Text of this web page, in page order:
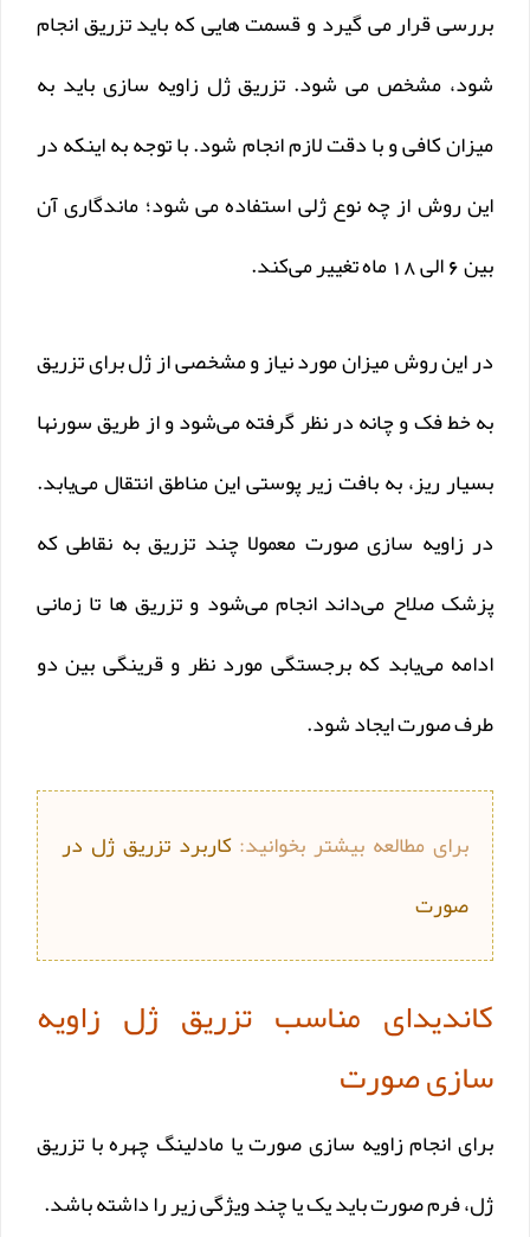
بررسی قرار می گیرد و قسمت هایی که باید تزریق انجام
شود، مشخص می شود. تزریق ژل زاویه سازی باید به
میزان کافی و با دقت لازم انجام شود. با توجه به اینکه در
این روش از چه نوع ژلی استفاده می شود؛ ماندگاری آن
بین 6 الی 18 ماه تغییر می‌کند.
در این روش میزان مورد نیاز و مشخصی از ژل برای تزریق
به خط فک و چانه در نظر گرفته می‌شود و از طریق سورنها
بسیار ریز، به بافت زیر پوستی این مناطق انتقال می‌یابد.
در زاویه سازی صورت معمولا چند تزریق به نقاطی که
پزشک صلاح می‌داند انجام می‌شود و تزریق ها تا زمانی
ادامه می‌یابد که برجستگی مورد نظر و قرینگی بین دو
طرف صورت ایجاد شود.
برای مطالعه بیشتر بخوانید:کاربرد تزریق ژل در
صورت
کاندیدای مناسب تزریق ژل زاویه
سازی صورت
برای انجام زاویه سازی صورت یا مادلینگ چهره با تزریق
ژل، فرم صورت باید یک یا چند ویژگی زیر را داشته باشد.